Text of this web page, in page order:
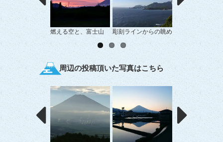
燃える空と、富士山 彫刻ラインからの眺め 早乙女気分？
周辺の投稿頂いた写真はこちら